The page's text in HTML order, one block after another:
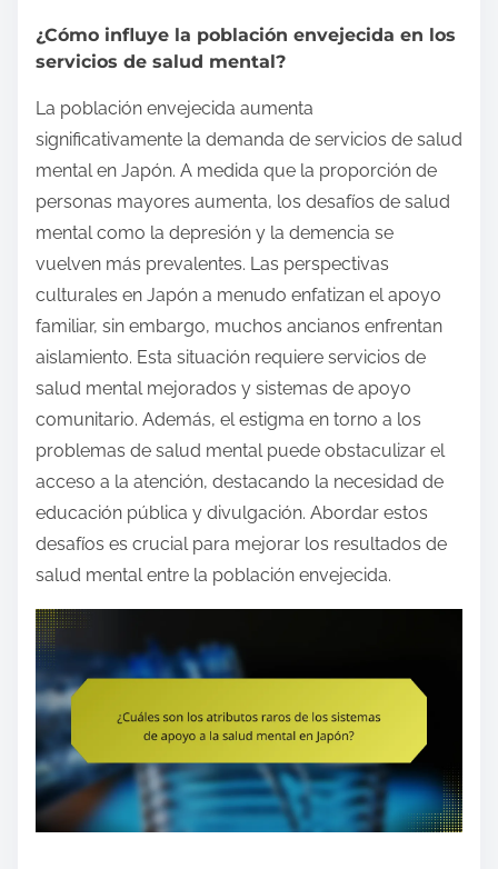
¿Cómo influye la población envejecida en los
servicios de salud mental?
La población envejecida aumenta
significativamente la demanda de servicios de salud
mental en Japón. A medida que la proporción de
personas mayores aumenta, los desafíos de salud
mental como la depresión y la demencia se
vuelven más prevalentes. Las perspectivas
culturales en Japón a menudo enfatizan el apoyo
familiar, sin embargo, muchos ancianos enfrentan
aislamiento. Esta situación requiere servicios de
salud mental mejorados y sistemas de apoyo
comunitario. Además, el estigma en torno a los
problemas de salud mental puede obstaculizar el
acceso a la atención, destacando la necesidad de
educación pública y divulgación. Abordar estos
desafíos es crucial para mejorar los resultados de
salud mental entre la población envejecida.